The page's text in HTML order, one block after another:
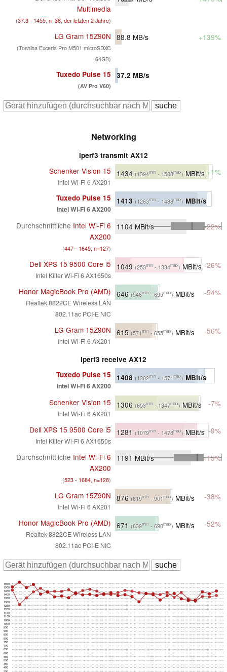
Multimedia
(37.3 - 1455, n=36, der letzten 2 Jahre)
LG Gram 15Z90N
(Toshiba Exceria Pro M501 microSDXC
64GB)
88.8 MB/s +139%
Tuxedo Pulse 15
(AV Pro V60)
37.2 MB/s
Networking
iperf3 transmit AX12
Schenker Vision 15
Intel Wi-Fi 6 AX201
1434 (1394min - 1508max) MBit/s +1%
Tuxedo Pulse 15
Intel Wi-Fi 6 AX200
1413 (1263min - 1488max) MBit/s
Durchschnittliche Intel Wi-Fi 6
AX200
(447 - 1645, n=127)
1104 MBit/s -22%
Dell XPS 15 9500 Core i5
Intel Killer Wi-Fi 6 AX1650s
1049 (253min- 1334max) MBit/s -26%
Honor MagicBook Pro (AMD)
Realtek 8822CE Wireless LAN
802.11ac PCI-E NIC
646 (548min - 695max) MBit/s -54%
LG Gram 15Z90N
Intel Wi-Fi 6 AX201
615 (571min - 655max) MBit/s -56%
iperf3 receive AX12
Tuxedo Pulse 15
Intel Wi-Fi 6 AX200
1408 (1302min - 1571max) MBit/s
Schenker Vision 15
Intel Wi-Fi 6 AX201
1306 (653min - 1347max)MBit/s -7%
Dell XPS 15 9500 Core i5
Intel Killer Wi-Fi 6 AX1650s
1281 (1079min - 1478max) MBit/s -9%
Durchschnittliche Intel Wi-Fi 6
AX200
(523 - 1684, n=128)
1191 MBit/s -15%
LG Gram 15Z90N
Intel Wi-Fi 6 AX201
876 (819min - 901max) MBit/s -38%
Honor MagicBook Pro (AMD)
Realtek 8822CE Wireless LAN
802.11ac PCI-E NIC
671 (639min - 690max) MBit/s -52%
350
400
450
500
550
600
650
700
750
800
850
900
950
1000
1050
1100
1150
1200
1250
1300
1350
1400
1450
1500
1550